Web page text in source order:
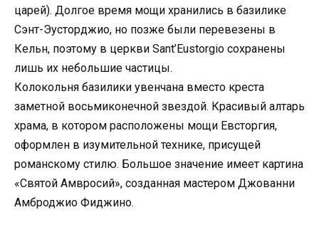
царей). Долгое время мощи хранились в базилике
Сэнт-Эусторджио, но позже были перевезены в
Кельн, поэтому в церкви Sant’Eustorgio сохранены
лишь их небольшие частицы.
Колокольня базилики увенчана вместо креста
заметной восьмиконечной звездой. Красивый алтарь
храма, в котором расположены мощи Евсторгия,
оформлен в изумительной технике, присущей
романскому стилю. Большое значение имеет картина
«Святой Амвросий», созданная мастером Джованни
Амброджио Фиджино.